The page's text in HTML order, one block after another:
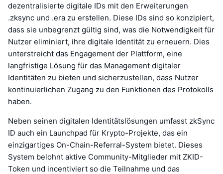
dezentralisierte digitale IDs mit den Erweiterungen
.zksync und .era zu erstellen. Diese IDs sind so konzipiert,
dass sie unbegrenzt gültig sind, was die Notwendigkeit für
Nutzer eliminiert, ihre digitale Identität zu erneuern. Dies
unterstreicht das Engagement der Plattform, eine
langfristige Lösung für das Management digitaler
Identitäten zu bieten und sicherzustellen, dass Nutzer
kontinuierlichen Zugang zu den Funktionen des Protokolls
haben.
Neben seinen digitalen Identitätslösungen umfasst zkSync
ID auch ein Launchpad für Krypto-Projekte, das ein
einzigartiges On-Chain-Referral-System bietet. Dieses
System belohnt aktive Community-Mitglieder mit ZKID-
Token und incentiviert so die Teilnahme und das